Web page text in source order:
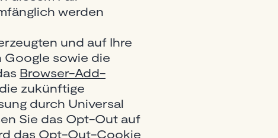
werden
und auf Ihre
Google sowie die
Browser-Add-
zukünftige
durch Universal
Sie das Opt-Out auf
das Opt-Out-Cookie